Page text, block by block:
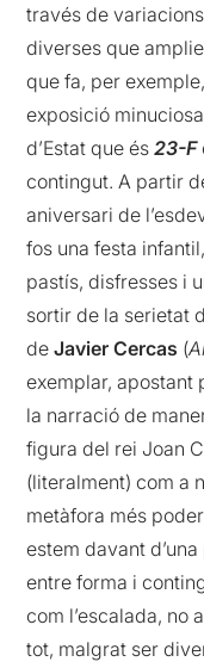
través de
diverses que
que fa, per
exposició
d’Estat que és23-F
contingut. A partir
aniversari de
fos una festa
pastís, disfresses i
sortir de la serietat
deJavier Cercas (
exemplar, apostant
la narració de
figura del rei Joan
(literalment) com a
metàfora més
estem davant
entre forma i
com l’escalada, no
tot, malgrat ser